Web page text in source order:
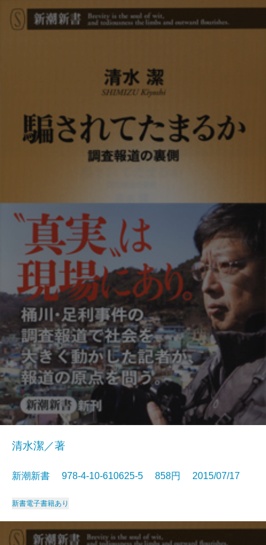
清水潔／著
新潮新書 978-4-10-610625-5 858円 2015/07/17
新書電子書籍あり